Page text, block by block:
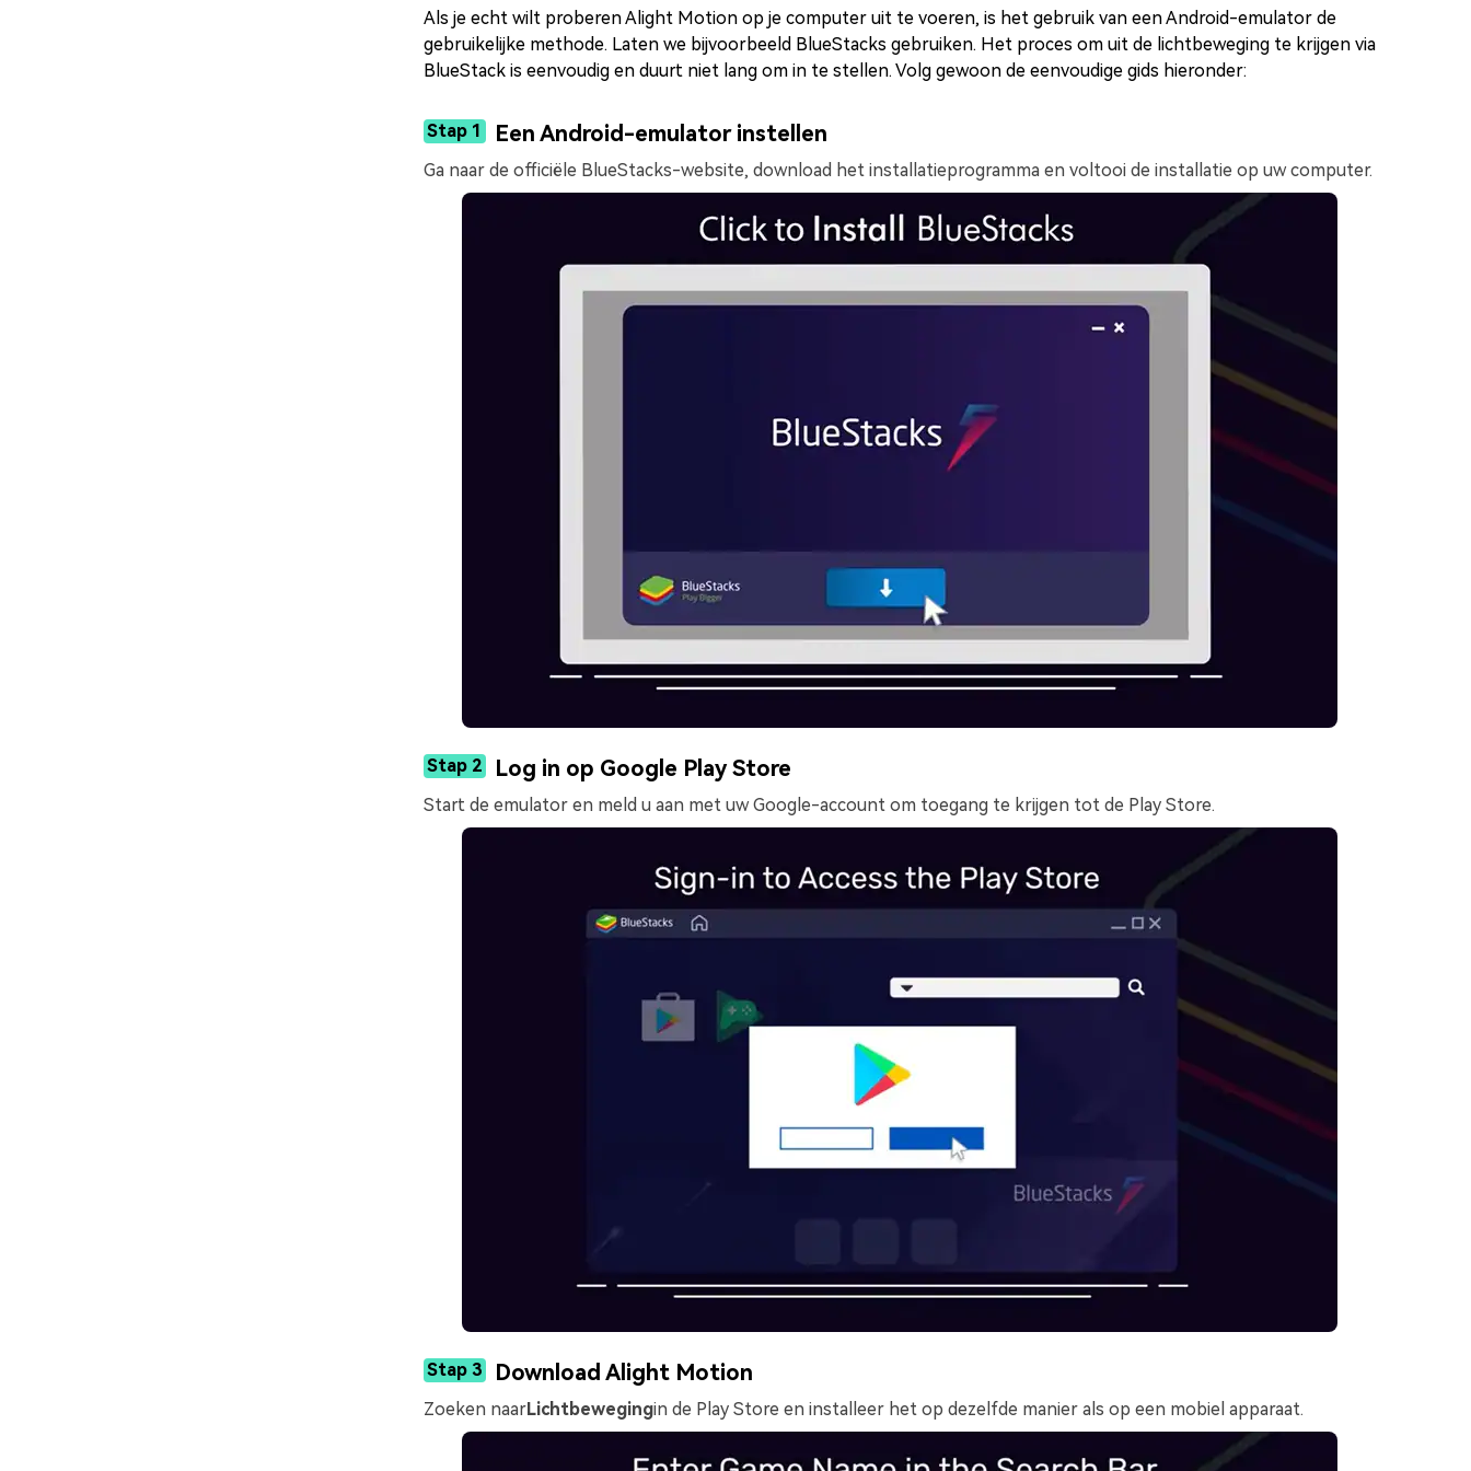
Als je echt wilt proberen Alight Motion op je computer uit te voeren, is het gebruik van een Android-emulator de
gebruikelijke methode. Laten we bijvoorbeeld BlueStacks gebruiken. Het proces om uit de lichtbeweging te krijgen via
BlueStack is eenvoudig en duurt niet lang om in te stellen. Volg gewoon de eenvoudige gids hieronder:
Stap 1 Een Android-emulator instellen
Ga naar de officiële BlueStacks-website, download het installatieprogramma en voltooi de installatie op uw computer.
Stap 2 Log in op Google Play Store
Start de emulator en meld u aan met uw Google-account om toegang te krijgen tot de Play Store.
Stap 3 Download Alight Motion
Zoeken naarLichtbewegingin de Play Store en installeer het op dezelfde manier als op een mobiel apparaat.